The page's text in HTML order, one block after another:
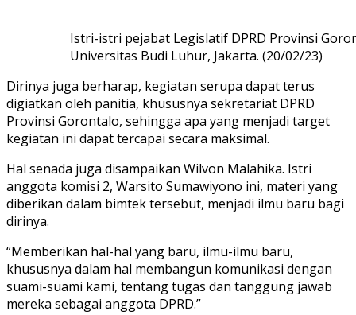
Istri-istri pejabat Legislatif DPRD Provinsi
Universitas Budi Luhur, Jakarta. (20/02/23)
Dirinya juga berharap, kegiatan serupa dapat terus
digiatkan oleh panitia, khususnya sekretariat DPRD
Provinsi Gorontalo, sehingga apa yang menjadi target
kegiatan ini dapat tercapai secara maksimal.
Hal senada juga disampaikan Wilvon Malahika. Istri
anggota komisi 2, Warsito Sumawiyono ini, materi yang
diberikan dalam bimtek tersebut, menjadi ilmu baru bagi
dirinya.
“Memberikan hal-hal yang baru, ilmu-ilmu baru,
khususnya dalam hal membangun komunikasi dengan
suami-suami kami, tentang tugas dan tanggung jawab
mereka sebagai anggota DPRD.”